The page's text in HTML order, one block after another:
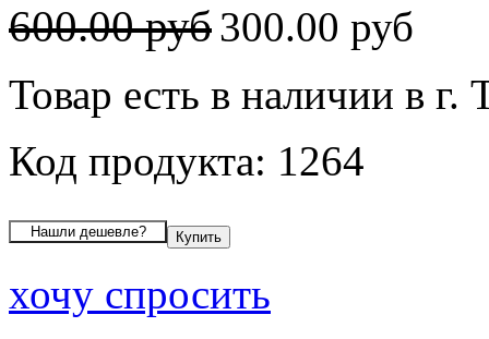
600.00 руб300.00 руб
Товар есть в наличии в г.
Код продукта: 1264
хочу спросить